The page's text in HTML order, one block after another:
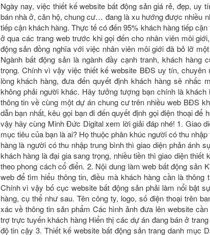
Ngày nay, việc thiết kế website bất động sản giá rẻ, đẹp, uy
bán nhà ở, căn hộ, chung cư… đang là xu hướng được nhiều
tiếp cận khách hàng. Thực tế có đến 95% khách hàng tiếp
ở qua các trang web trước khi gọi đến cho nhân viên môi
động sản đồng nghĩa với việc nhân viên môi giới đã bỏ lỡ
Ngành bất động sản là ngành đầy cạnh tranh, khách hàng
trọng. Chính vì vậy việc thiết kế website BĐS uy tín, chuyên
lòng khách hàng, đưa đến quyết định khách hàng sẽ nhấc
không phải người khác. Hãy tưởng tượng bạn chính là
thông tin về cùng một dự án chung cư trên nhiều web BĐS
dẫn bạn nhất, kêu gọi bạn đi đến quyết định gọi điện thoại để
vậy hãy cùng Minh Đức Digital xem lời giải đáp nhé! 1. Giao
mục tiêu của bạn là ai? Họ thuộc phân khúc người có thu
hàng là người có thu nhập trung bình thì giao diện phản ánh
khách hàng là đại gia sang trọng, nhiều tiền thì giao diện thiết
theo phong cách cổ điển. 2. Nội dung làm web bất động sản
web để tìm hiểu thông tin, điều mà khách hàng cần là
Chính vì vậy bố cục website bất động sản phải làm nổi bật
hàng, cụ thể như sau. Tên công ty, logo, số điện thoại trên
xác về thông tin sản phẩm Các hình ảnh đưa lên website
trợ trực tuyến khách hàng Hiển thị các dự án đang bán ở
độ tin cậy 3. Thiết kế website bất động sản trang danh mục